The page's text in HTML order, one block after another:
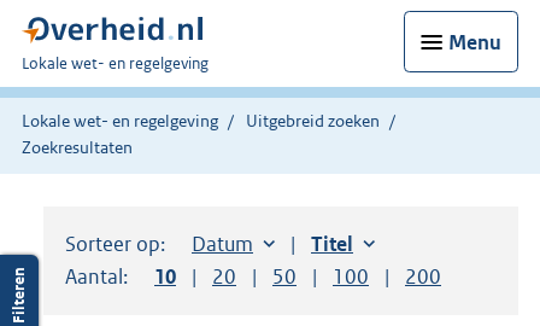
Menu
U
bent
hier:
Lokale wet- en regelgeving
Lokale wet- en regelgeving
Uitgebreid zoeken
Zoekresultaten
Sorteer op: Sorteer op:
Datum aflopendSorteer op:
Titel oplopend
Aantal:
Toon
10 resultaten per pagina
Toon
20 resultaten per pagina
Toon
50 resultaten per pagina
Toon
100 resultaten per
Toon
200